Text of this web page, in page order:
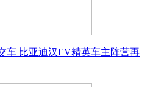
车 比亚迪汉EV精英车主阵营再